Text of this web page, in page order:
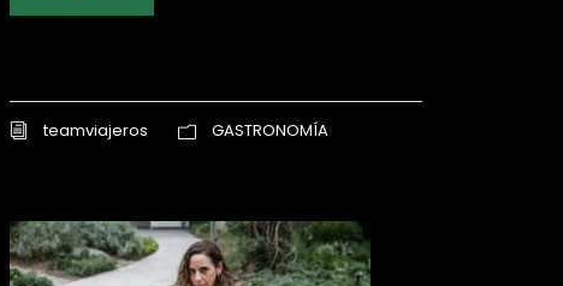
teamviajeros GASTRONOMÍA